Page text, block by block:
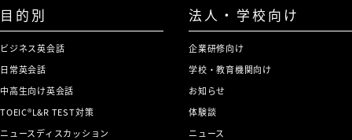
目的別
ビジネス英会話
日常英会話
中高生向け英会話
TOEIC®L&R TEST対策
ニュースディスカッション
法人・学校向け
企業研修向け
学校・教育機関向け
お知らせ
体験談
ニュース